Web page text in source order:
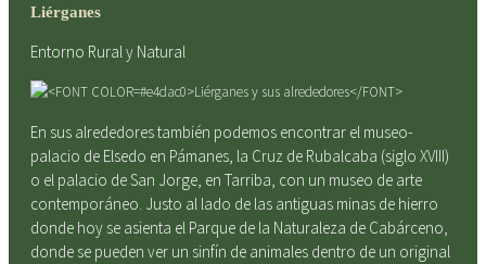
Liérganes
Entorno Rural y Natural
En sus alrededores también podemos encontrar el museo-
palacio de Elsedo en Pámanes, la Cruz de Rubalcaba (siglo XVIII)
o el palacio de San Jorge, en Tarriba, con un museo de arte
contemporáneo. Justo al lado de las antiguas minas de hierro
donde hoy se asienta el Parque de la Naturaleza de Cabárceno,
donde se pueden ver un sinfín de animales dentro de un original